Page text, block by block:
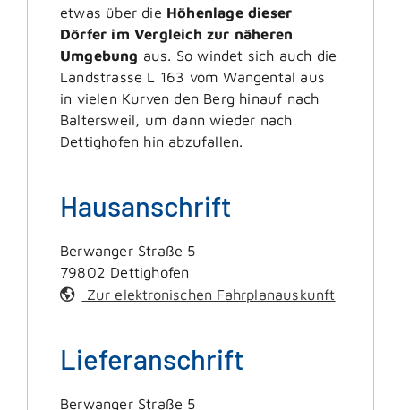
etwas über die Höhenlage dieser
Dörfer im Vergleich zur näheren
Umgebung aus. So windet sich auch die
Landstrasse L 163 vom Wangental aus
in vielen Kurven den Berg hinauf nach
Baltersweil, um dann wieder nach
Dettighofen hin abzufallen.
Hausanschrift
Berwanger Straße 5
79802 Dettighofen
Zur elektronischen Fahrplanauskunft
Lieferanschrift
Berwanger Straße 5